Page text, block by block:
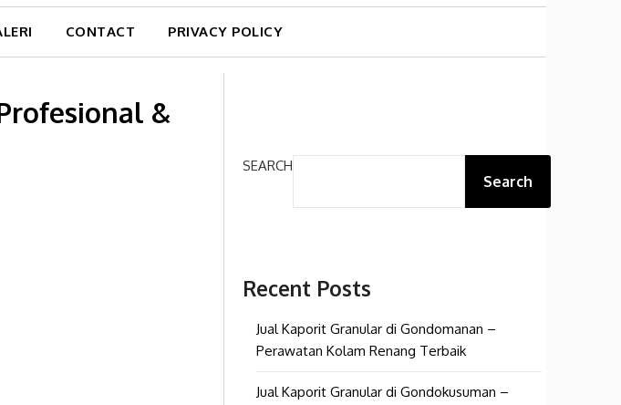
CONTACT PRIVACY POLICY
&
SEARCH
Search
Recent Posts
Jual Kaporit Granular di Gondomanan –
Perawatan Kolam Renang Terbaik
Jual Kaporit Granular di Gondokusuman –